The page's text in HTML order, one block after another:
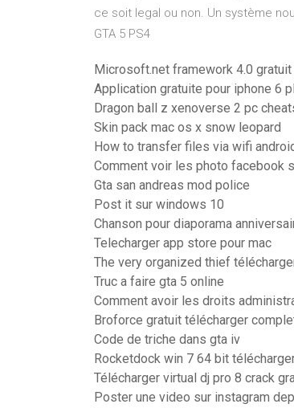
ce soit legal ou non. Un système
GTA 5 PS4
Microsoft.net framework 4.0
Application gratuite pour iphone 6
Dragon ball z xenoverse 2 pc
Skin pack mac os x snow leopard
How to transfer files via wifi
Comment voir les photo facebook
Gta san andreas mod police
Post it sur windows 10
Chanson pour diaporama
Telecharger app store pour mac
The very organized thief
Truc a faire gta 5 online
Comment avoir les droits
Broforce gratuit télécharger
Code de triche dans gta iv
Rocketdock win 7 64 bit
Télécharger virtual dj pro 8 crack
Poster une video sur instagram